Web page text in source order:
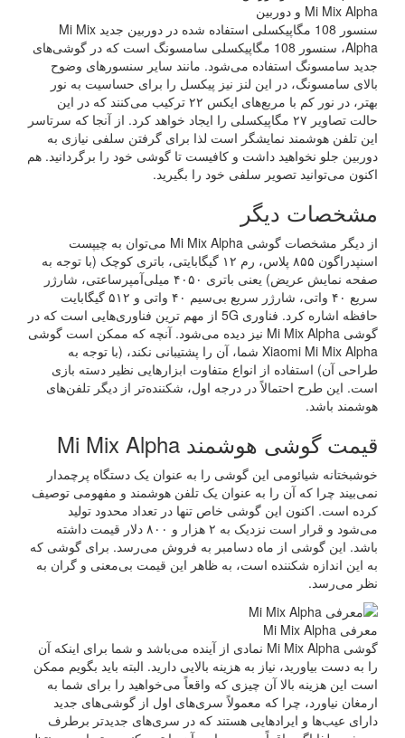
Mi Mix Alpha و دوربین
سنسور 108 مگاپیکسلی استفاده شده در دوربین جدید Mi Mix
Alpha، سنسور 108 مگاپیکسلی سامسونگ است که در گوشی‌های
جدید سامسونگ استفاده می‌شود. مانند سایر سنسورهای وضوح
بالای سامسونگ، در این لنز نیز پیکسل را برای حساسیت به نور
بهتر، در نور کم با مربع‌های ایکس ۲۲ ترکیب می‌کنند که در این
حالت تصاویر ۲۷ مگاپیکسلی را ایجاد خواهد کرد. از آنجا که سرتاسر
این تلفن هوشمند نمایشگر است لذا برای گرفتن سلفی نیازی به
دوربین جلو نخواهید داشت و کافیست تا گوشی خود را برگردانید. هم
اکنون می‌توانید تصویر سلفی خود را بگیرید.
مشخصات دیگر
از دیگر مشخصات گوشی Mi Mix Alpha می‌توان به چیپست
اسنپدراگون ۸۵۵ پلاس، رم ۱۲ گیگابایتی، باتری کوچک (با توجه به
صفحه نمایش عریض) یعنی باتری ۴۰۵۰ میلی‌آمپرساعتی، شارژر
سریع ۴۰ واتی، شارژر سریع بی‌سیم ۴۰ واتی و ۵۱۲ گیگابایت
حافظه اشاره کرد. فناوری 5G از مهم ترین فناوری‌هایی است که در
گوشی Mi Mix Alpha نیز دیده می‌شود. آنچه که ممکن است گوشی
Xiaomi Mi Mix Alpha شما، آن را پشتیبانی نکند، (با توجه به
طراحی آن) استفاده از انواع متفاوت ابزار‌هایی نظیر دسته بازی
است. این طرح احتمالاً در درجه اول، شکننده‌تر از دیگر تلفن‌های
هوشمند باشد.
قیمت گوشی هوشمند Mi Mix Alpha
خوشبختانه شیائومی این گوشی را به عنوان یک دستگاه پرچمدار
نمی‌بیند چرا که آن را به عنوان یک تلفن هوشمند و مفهومی توصیف
کرده است. اکنون این گوشی خاص تنها در تعداد محدود تولید
می‌شود و قرار است نزدیک به ۲ هزار و ۸۰۰ دلار قیمت داشته
باشد. این گوشی از ماه دسامبر به فروش می‌رسد. برای گوشی که
به این اندازه شکننده است، به ظاهر این قیمت بی‌معنی و گران به
نظر می‌رسد.
معرفی Mi Mix Alpha
گوشی Mi Mix Alpha نمادی از آینده می‌باشد و شما برای اینکه آن
را به دست بیاورید، نیاز به هزینه بالایی دارید. البته باید بگویم ممکن
است این هزینه بالا آن چیزی که واقعاً می‌خواهید را برای شما به
ارمغان نیاورد، چرا که معمولاً سری‌های اول از گوشی‌های جدید
دارای عیب‌ها و ایرادهایی هستند که در سری‌های جدیدتر برطرف